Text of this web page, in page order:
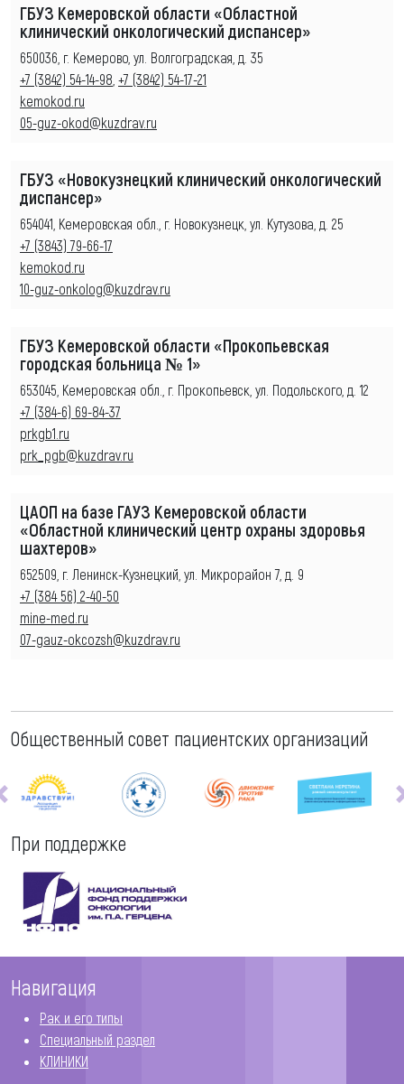
ГБУЗ Кемеровской области «Областной
клинический онкологический диспансер»
650036, г. Кемерово, ул. Волгоградская, д. 35
+7 (3842) 54-14-98 +7 (3842) 54-17-21
kemokod.ru
05-guz-okod@kuzdrav.ru
ГБУЗ «Новокузнецкий клинический онкологический
диспансер»
654041, Кемеровская обл., г. Новокузнецк, ул. Кутузова, д. 25
+7 (3843) 79-66-17
kemokod.ru
10-guz-onkolog@kuzdrav.ru
ГБУЗ Кемеровской области «Прокопьевская
городская больница № 1»
653045, Кемеровская обл., г. Прокопьевск, ул. Подольского, д. 12
+7 (384-6) 69-84-37
prkgb1.ru
prk_pgb@kuzdrav.ru
ЦАОП на базе ГАУЗ Кемеровской области
«Областной клинический центр охраны здоровья
шахтеров»
652509, г. Ленинск-Кузнецкий, ул. Микрорайон 7, д. 9
+7 (384 56) 2-40-50
mine-med.ru
07-gauz-okcozsh@kuzdrav.ru
Общественный совет пациентских организаций
При поддержке
Навигация
Рак и его типы
Специальный раздел
КЛИНИКИ